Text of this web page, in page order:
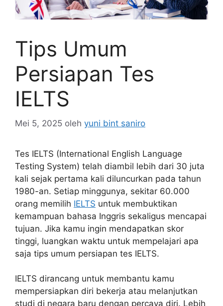
Tips Umum
Persiapan Tes
IELTS
Mei 5, 2025 oleh yuni bint saniro
Tes IELTS (International English Language
Testing System) telah diambil lebih dari 30 juta
kali sejak pertama kali diluncurkan pada tahun
1980-an. Setiap minggunya, sekitar 60.000
orang memilih IELTS untuk membuktikan
kemampuan bahasa Inggris sekaligus mencapai
tujuan. Jika kamu ingin mendapatkan skor
tinggi, luangkan waktu untuk mempelajari apa
saja tips umum persiapan tes IELTS.
IELTS dirancang untuk membantu kamu
mempersiapkan diri bekerja atau melanjutkan
studi di negara baru dengan percaya diri. Lebih